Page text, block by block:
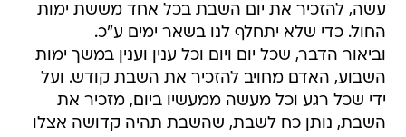
עשה, להזכיר את יום השבת בכל אחד מששת ימות
החול. כדי שלא יתחלף לנו בשאר ימים ע"כ.
וביאור הדבר, שכל יום ויום וכל ענין וענין במשך ימות
השבוע, האדם מחויב להזכיר את השבת קודש. ועל
ידי שכל רגע וכל מעשה ממעשיו ביום, מזכיר את
השבת, נותן כח לשבת, שהשבת תהיה קדושה אצלו